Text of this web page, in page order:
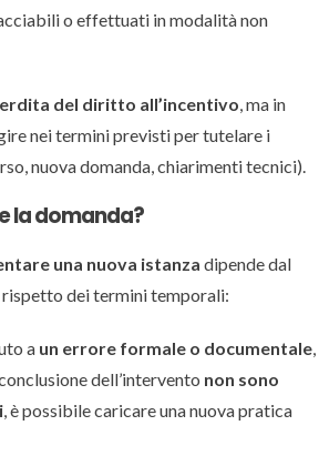
o effettuati in modalità non
del diritto all’incentivo , ma in
nei termini previsti per tutelare i
nuova domanda, chiarimenti tecnici).
la domanda?
una nuova istanza dipende dal
dei termini temporali:
a un errore formale o documentale,
dell’intervento non sono
, è possibile caricare una nuova pratica